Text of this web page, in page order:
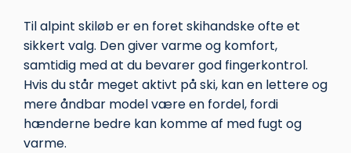
Til alpint skiløb er en foret skihandske ofte et
sikkert valg. Den giver varme og komfort,
samtidig med at du bevarer god fingerkontrol.
Hvis du står meget aktivt på ski, kan en lettere og
mere åndbar model være en fordel, fordi
hænderne bedre kan komme af med fugt og
varme.